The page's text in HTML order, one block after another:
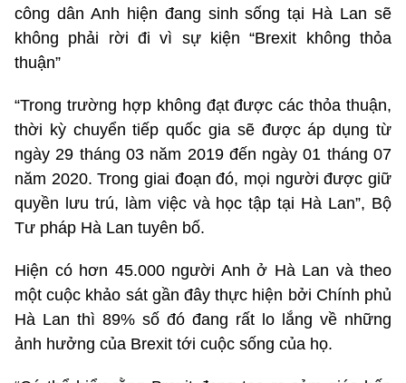
công dân Anh hiện đang sinh sống tại Hà Lan sẽ
không phải rời đi vì sự kiện “Brexit không thỏa
thuận”
“Trong trường hợp không đạt được các thỏa thuận,
thời kỳ chuyển tiếp quốc gia sẽ được áp dụng từ
ngày 29 tháng 03 năm 2019 đến ngày 01 tháng 07
năm 2020. Trong giai đoạn đó, mọi người được giữ
quyền lưu trú, làm việc và học tập tại Hà Lan”, Bộ
Tư pháp Hà Lan tuyên bố.
Hiện có hơn 45.000 người Anh ở Hà Lan và theo
một cuộc khảo sát gần đây thực hiện bởi Chính phủ
Hà Lan thì 89% số đó đang rất lo lắng về những
ảnh hưởng của Brexit tới cuộc sống của họ.